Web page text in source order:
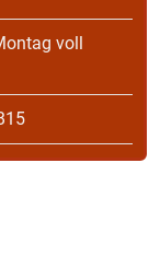
voll